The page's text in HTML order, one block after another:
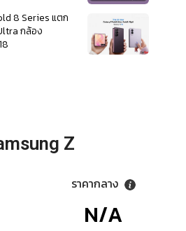
8 Series แตก
กล้อง
Z
ราคากลาง
N/A